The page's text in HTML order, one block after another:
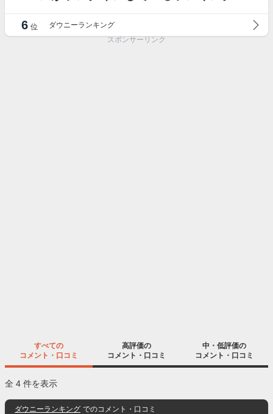
6 位
ダウニーランキング
スポンサーリンク
すべての
コメント・口コミ
高評価の
コメント・口コミ
中・低評価の
コメント・口コミ
全 4 件を表示
ダウニーランキング でのコメント・口コミ